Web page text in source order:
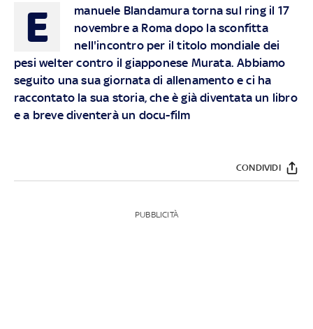
E
manuele Blandamura torna sul ring il 17
novembre a Roma dopo la sconfitta
nell'incontro per il titolo mondiale dei
pesi welter contro il giapponese Murata. Abbiamo
seguito una sua giornata di allenamento e ci ha
raccontato la sua storia, che è già diventata un libro
e a breve diventerà un docu-film
CONDIVIDI
PUBBLICITÀ